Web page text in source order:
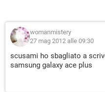
womanmistery
27 mag 2012 alle 09:30
scusami ho sbagliato a
samsung galaxy ace plus